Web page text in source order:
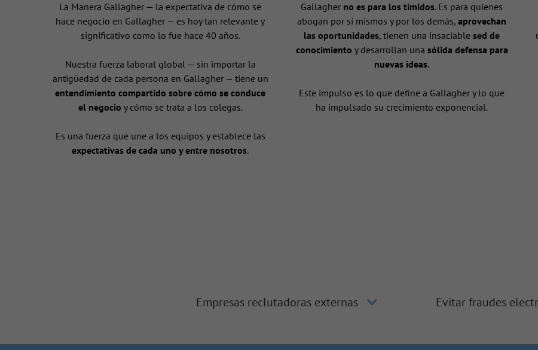
La Manera Gallagher — la expectativa de cómo se
hace negocio en Gallagher — es hoy tan relevante y
significativo como lo fue hace 40 años.
Nuestra fuerza laboral global — sin importar la
antigüedad de cada persona en Gallagher — tiene un
entendimiento compartido sobre cómo se conduce
el negocio y cómo se trata a los colegas.
Es una fuerza que une a los equipos y establece las
expectativas de cada uno y entre nosotros.
Gallagher no es para los tímidos. Es para quienes
abogan por sí mismos y por los demás, aprovechan
las oportunidades, tienen una insaciable sed de
conocimiento y desarrollan una sólida defensa para
nuevas ideas.
Este impulso es lo que define a Gallagher y lo que
ha impulsado su crecimiento exponencial.
Empresas reclutadoras externas Evitar fraudes